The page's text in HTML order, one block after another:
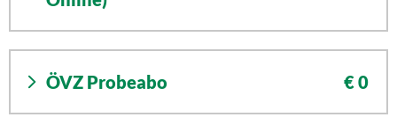
ÖVZ Probeabo € 0